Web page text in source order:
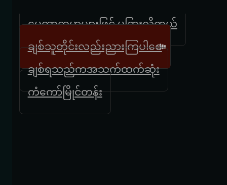
မေတ္တာကမ္ဘာများဖြင့် မခြားလိုတယ်
ချစ်သူတိုင်းလည်းညားကြပါစေ
ချစ်ရသည်ကအသက်ထက်ဆုံး
ကံကော်မြိုင်တန်း